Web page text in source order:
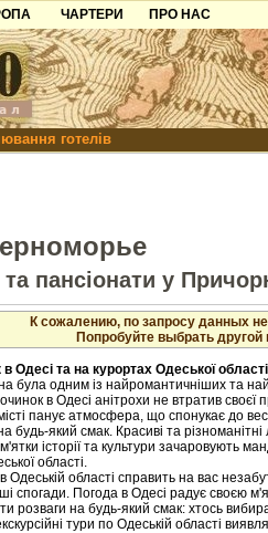
ЧАРТЕРИ
ПРО НАС
Контакти
Партнерам
Додати готель
готелів
та пансіонати у
К сожалению, по запросу данных
Попробуйте выбрать другой
в Одесі та на курортах Одеської області
була одним із найромантичніших та
в Одесі анітрохи не втратив своєї
панує атмосфера, що спонукає до
будь-який смак. Красиві та
історії та культури зачаровують
області.
Одеській області справить на вас
спогади. Погода в Одесі радує своєю
розваги на будь-який смак: хтось
тури по Одеській області